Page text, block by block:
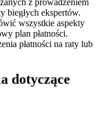
z prowadzeniem
biegłych ekspertów.
wszystkie aspekty
plan płatności.
płatności na raty lub
dotyczące